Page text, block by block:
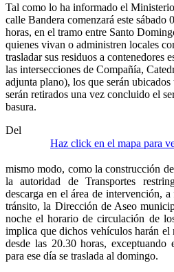
Tal como lo ha informado el
calle Bandera comenzará este sábado
horas, en el tramo entre Santo
quienes vivan o administren locales
trasladar sus residuos a contenedores
las intersecciones de Compañía,
adjunta plano), los que serán
serán retirados una vez concluido el
basura.
Haz click en el mapa para
Del
mismo modo, como la construcción
la autoridad de Transportes
descarga en el área de intervención,
tránsito, la Dirección de Aseo
noche el horario de circulación de
implica que dichos vehículos harán el
desde las 20.30 horas,
para ese día se traslada al domingo.